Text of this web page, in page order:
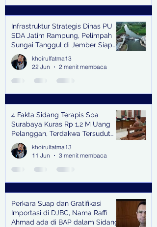
Infrastruktur Strategis Dinas PU
SDA Jatim Rampung, Pelimpah
Sungai Tanggul di Jember Siap
Bangkitkan Swasembada Pangan
dan Pengendali Banjir
khoirulfatma13
22 Jun
2 menit membaca
4 Fakta Sidang Terapis Spa
Surabaya Kuras Rp 1,2 M Uang
Pelanggan, Terdakwa Tersudut
oleh Keterangan Saksi Kunci
khoirulfatma13
11 Jun
3 menit membaca
Perkara Suap dan Gratifikasi
Importasi di DJBC, Nama Raffi
Ahmad ada di BAP dalam Sidang